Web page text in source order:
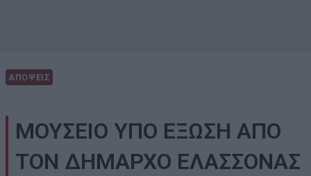
ΑΠΟΨΕΙΣ
ΜΟΥΣΕΙΟ ΥΠΟ ΕΞΩΣΗ ΑΠΟ
ΤΟΝ ΔΗΜΑΡΧΟ ΕΛΑΣΣΟΝΑΣ